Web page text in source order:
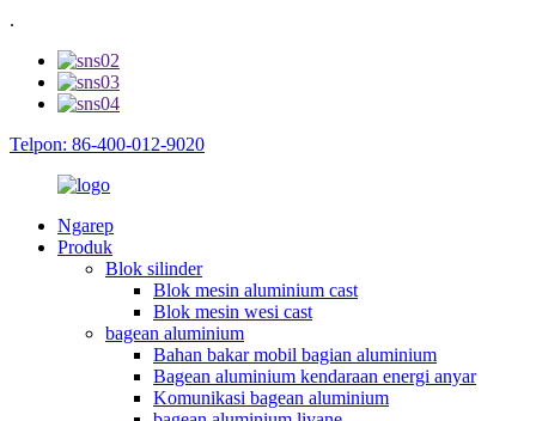
.
Telpon: 86-400-012-9020
Ngarep
Produk
Blok silinder
Blok mesin aluminium cast
Blok mesin wesi cast
bagean aluminium
Bahan bakar mobil bagian aluminium
Bagean aluminium kendaraan energi anyar
Komunikasi bagean aluminium